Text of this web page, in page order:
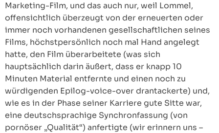
Marketing-Film, und das auch nur, weil Lommel,
offensichtlich überzeugt von der erneuerten oder
immer noch vorhandenen gesellschaftlichen seines
Films, höchstpersönlich noch mal Hand angelegt
hatte, den Film überarbeitete (was sich
hauptsächlich darin äußert, dass er knapp 10
Minuten Material entfernte und einen noch zu
würdigenden Epilog-voice-over drantackerte) und,
wie es in der Phase seiner Karriere gute Sitte war,
eine deutschsprachige Synchronfassung (von
pornöser „Qualität“) anfertigte (wir erinnern uns –